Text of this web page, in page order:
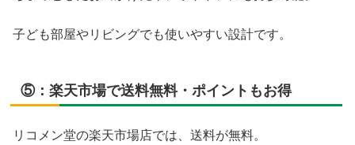
子ども部屋やリビングでも使いやすい設計です。
⑤：楽天市場で送料無料・ポイントもお得
リコメン堂の楽天市場店では、送料が無料。